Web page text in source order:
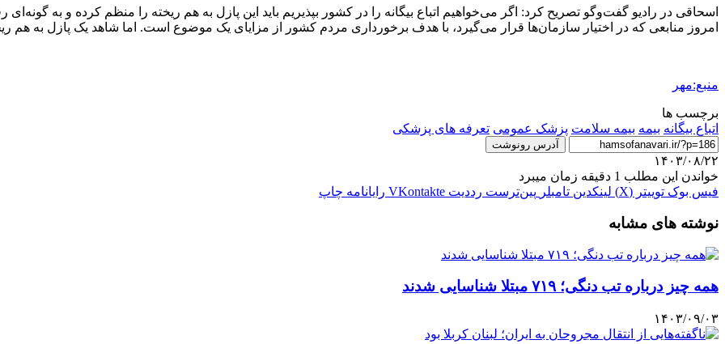
اسحاقی در رادیو گفت‌وگو تصریح کرد: اگر می‌خواهیم اتباع بیگانه را در کشور بپذیریم باید این پازل به هم ریخته را منظم کرده و به
امروز منابعی که در اختیار سازمان‌ها قرار می‌گیرد، با هدف برخورداری مردم کشور از مزایای یک موضوع است. اما شاهد یک پازل به هم
منبع:مهر
برچسب ها
اتباع بیگانه بیمه بیمه سلامت پزشک عمومی تعرفه های پزشکی
آدرس رونوشت
۱۴۰۳/۰۸/۲۲
خواندن این مطلب 1 دقیقه زمان میبرد
فیس بوک توییتر (X) لینکدین ‫تامبلر ‫پین‌ترست ‫رددیت ‫VKontakte رایانامه چاپ
نوشته های مشابه
همه چیز درباره تب دنگی؛ ۷۱۹ مبتلا شناسایی شدند
۱۴۰۳/۰۹/۰۳